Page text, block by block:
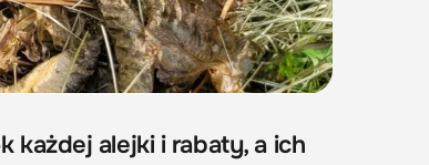
każdej alejki i rabaty, a ich